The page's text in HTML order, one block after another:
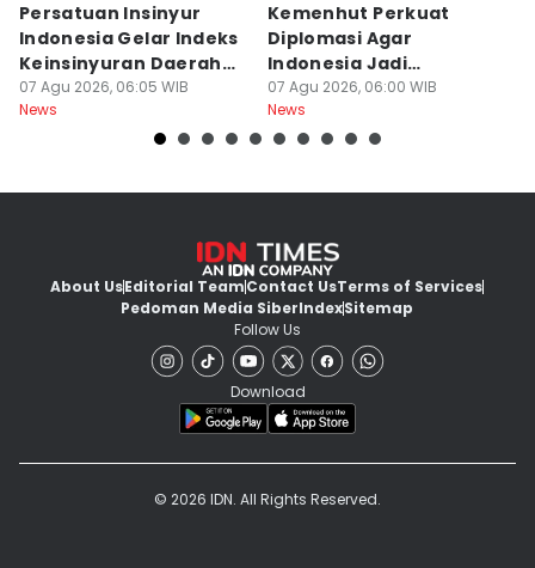
Persatuan Insinyur
Indonesia Gelar Indeks
Keinsinyuran Daerah
dan CAFEO 44
07 Agu 2026, 06:05 WIB
News
Kemenhut Perkuat
Diplomasi Agar
Indonesia Jadi
Pemimpin Kehutanan
Global
07 Agu 2026, 06:00 WIB
News
About UsEditorial TeamContact UsTerms of Services
Pedoman Media SiberIndexSitemap
Follow Us
Download
© 2026 IDN. All Rights Reserved.